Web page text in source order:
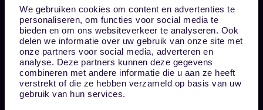
We gebruiken cookies om content en advertenties te
personaliseren, om functies voor social media te
bieden en om ons websiteverkeer te analyseren. Ook
delen we informatie over uw gebruik van onze site met
onze partners voor social media, adverteren en
analyse. Deze partners kunnen deze gegevens
combineren met andere informatie die u aan ze heeft
verstrekt of die ze hebben verzameld op basis van uw
gebruik van hun services.
Bel ons op 085 - 0161611
info@1box.nl
Volg ons